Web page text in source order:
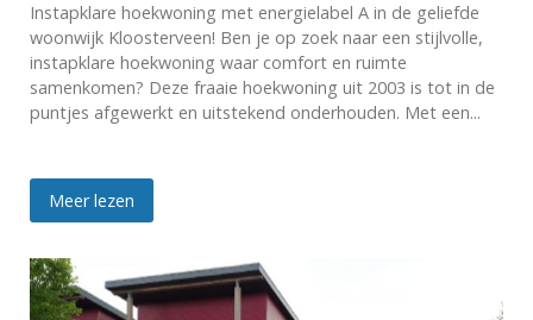
Instapklare hoekwoning met energielabel A in de geliefde
woonwijk Kloosterveen! Ben je op zoek naar een stijlvolle,
instapklare hoekwoning waar comfort en ruimte
samenkomen? Deze fraaie hoekwoning uit 2003 is tot in de
puntjes afgewerkt en uitstekend onderhouden. Met een...
Meer lezen